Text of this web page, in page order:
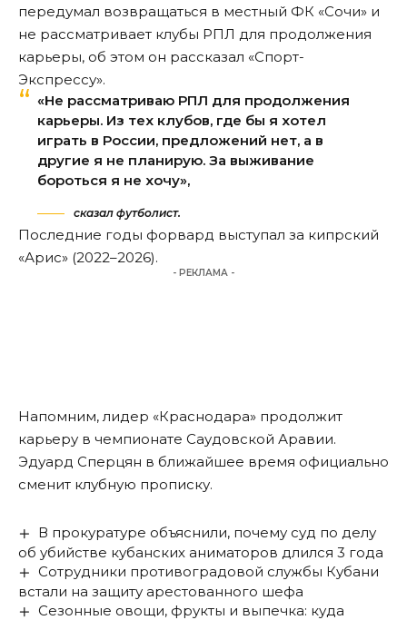
передумал возвращаться в местный ФК «Сочи» и
не рассматривает клубы РПЛ для продолжения
карьеры, об этом он рассказал «Спорт-
Экспрессу».
«Не рассматриваю РПЛ для продолжения
карьеры. Из тех клубов, где бы я хотел
играть в России, предложений нет, а в
другие я не планирую. За выживание
бороться я не хочу»,
сказал футболист.
Последние годы форвард выступал за кипрский
«Арис» (2022–2026).
- РЕКЛАМА -
Напомним, лидер «Краснодара» продолжит
карьеру в чемпионате Саудовской Аравии.
Эдуард Сперцян в ближайшее время официально
сменит клубную прописку.
В прокуратуре объяснили, почему суд по делу
об убийстве кубанских аниматоров длился 3 года
Сотрудники противоградовой службы Кубани
встали на защиту арестованного шефа
Сезонные овощи, фрукты и выпечка: куда